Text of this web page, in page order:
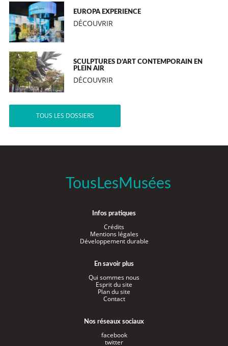
EUROPA EXPERIENCE
DÉCOUVRIR
SCULPTURES D’ART CONTEMPORAIN EN
PLEIN AIR
DÉCOUVRIR
TOUS LES DOSSIERS
TousLesMusées
Infos pratiques
Crédits
Mentions légales
Développement durable
En savoir plus
Qui sommes nous
Esprit du site
Plan du site
Contact
Nos réseaux sociaux
facebook
twitter